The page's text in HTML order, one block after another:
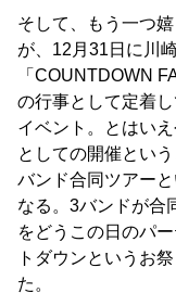
そして、もう一つ
が、12月31日に川
「COUNTDOWN
の行事として定着
イベント。とはい
としての開催とい
バンド合同ツアー
なる。3バンドが合
をどうこの日のパ
トダウンというお
た。